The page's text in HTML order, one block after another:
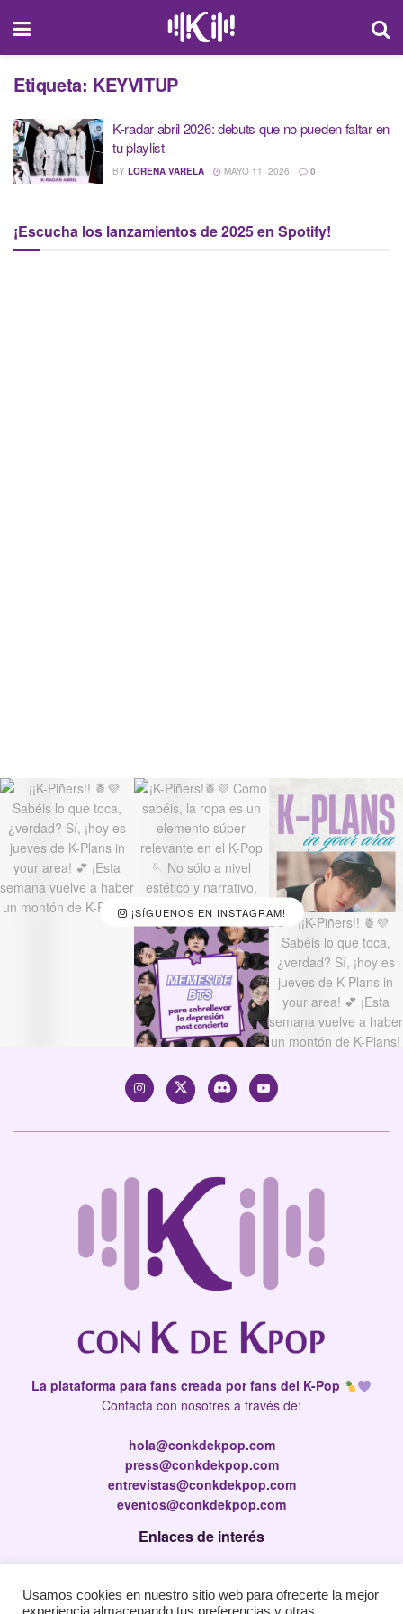
Etiqueta: KEYVITUP
K-radar abril 2026: debuts que no pueden faltar en
tu playlist
BY LORENA VARELA MAYO 11, 2026 0
¡Escucha los lanzamientos de 2025 en Spotify!
¡SÍGUENOS EN INSTAGRAM!
La plataforma para fans creada por fans del K-Pop
Contacta con nosotres a través de:
hola@conkdekpop.com
press@conkdekpop.com
entrevistas@conkdekpop.com
eventos@conkdekpop.com
Enlaces de interés
Política de privacidad
Usamos cookies en nuestro sitio web para ofrecerte la mejor